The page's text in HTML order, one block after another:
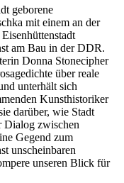
geborene
mit einem an der
am Bau in der DDR.
Donna Stonecipher
über reale
unterhält sich
Kunsthistoriker
darüber, wie Stadt
Dialog zwischen
Gegend zum
unscheinbaren
unseren Blick für